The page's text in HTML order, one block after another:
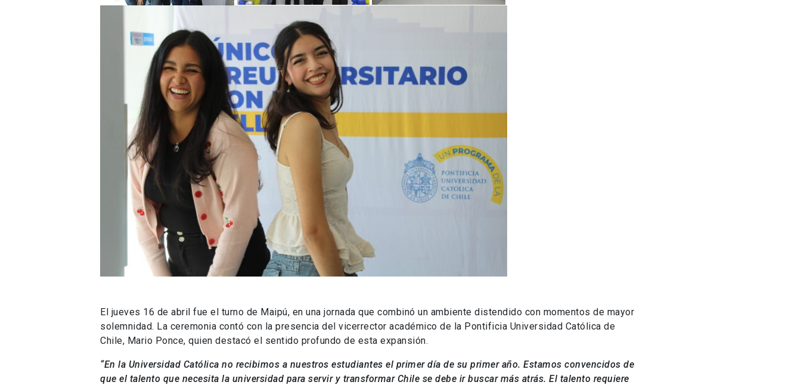
El jueves 16 de abril fue el turno de Maipú, en una jornada que combinó un ambiente distendido con momentos de mayor
solemnidad. La ceremonia contó con la presencia del vicerrector académico de la Pontificia Universidad Católica de
Chile, Mario Ponce, quien destacó el sentido profundo de esta expansión.
“En la Universidad Católica no recibimos a nuestros estudiantes el primer día de su primer año. Estamos convencidos de
que el talento que necesita la universidad para servir y transformar Chile se debe ir buscar más atrás. El talento requiere